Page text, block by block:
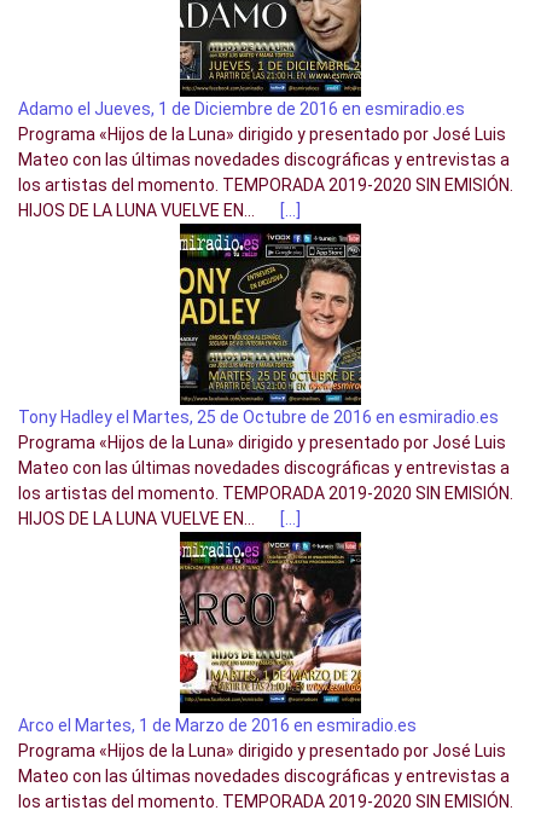
Adamo el Jueves, 1 de Diciembre de 2016 en esmiradio.es
Programa «Hijos de la Luna» dirigido y presentado por José Luis
Mateo con las últimas novedades discográficas y entrevistas a
los artistas del momento. TEMPORADA 2019-2020 SIN EMISIÓN.
HIJOS DE LA LUNA VUELVE EN...
[…]
Tony Hadley el Martes, 25 de Octubre de 2016 en esmiradio.es
Programa «Hijos de la Luna» dirigido y presentado por José Luis
Mateo con las últimas novedades discográficas y entrevistas a
los artistas del momento. TEMPORADA 2019-2020 SIN EMISIÓN.
HIJOS DE LA LUNA VUELVE EN...
[…]
Arco el Martes, 1 de Marzo de 2016 en esmiradio.es
Programa «Hijos de la Luna» dirigido y presentado por José Luis
Mateo con las últimas novedades discográficas y entrevistas a
los artistas del momento. TEMPORADA 2019-2020 SIN EMISIÓN.